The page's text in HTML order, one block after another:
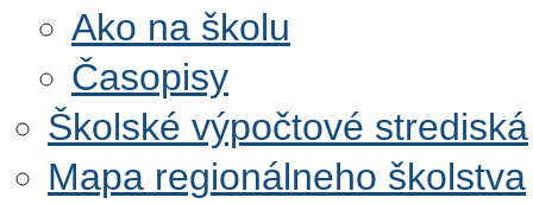
Ako na školu
Časopisy
Školské výpočtové strediská
Mapa regionálneho školstva